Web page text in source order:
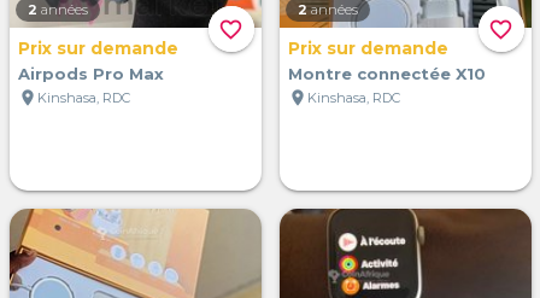
favorite_border
2 années
Prix sur demande
Airpods Pro Max
location_on Kinshasa, RDC
favorite_border
2 années
Prix sur demande
Montre connectée X10
location_on Kinshasa, RDC